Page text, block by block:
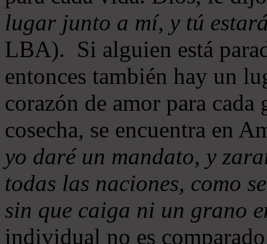
lugar junto a mí, y tú
LBA). Si alguien está
entonces también hay un
corazón de amor para
cosecha, se encuentra en
yo daré un mandato, y
todas las naciones, como
sin que caiga ni un grano
individual no es